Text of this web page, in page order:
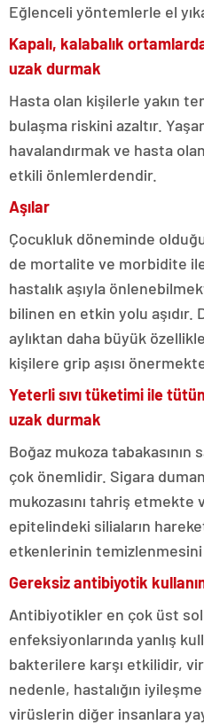
Eğlenceli yöntemlerle el
Kapalı, kalabalık
uzak durmak
Hasta olan kişilerle yakın
bulaşma riskini azaltır.
havalandırmak ve hasta
etkili önlemlerdendir.
Aşılar
Çocukluk döneminde
de mortalite ve morbidite
hastalık aşıyla
bilinen en etkin yolu aşıdır.
aylıktan daha büyük
kişilere grip aşısı
Yeterli sıvı tüketimi ile
uzak durmak
Boğaz mukoza tabakasının
çok önemlidir. Sigara
mukozasını tahriş etmekte
epitelindeki siliaların
etkenlerinin temizlenmesini
Gereksiz antibiyotik
Antibiyotikler en çok üst
enfeksiyonlarında yanlış
bakterilere karşı etkilidir,
nedenle, hastalığın
virüslerin diğer insanlara